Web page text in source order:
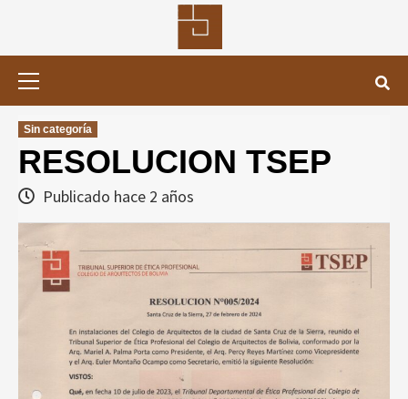
contenido
Sin categoría
RESOLUCION TSEP
Publicado hace 2 años